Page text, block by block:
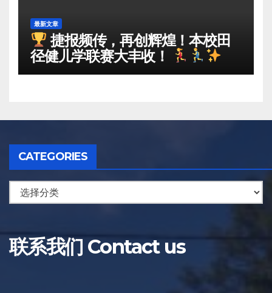
最新文章
捷报频传，再创辉煌！本校田
径健儿学联赛大丰收！
CATEGORIES
联系我们 Contact us